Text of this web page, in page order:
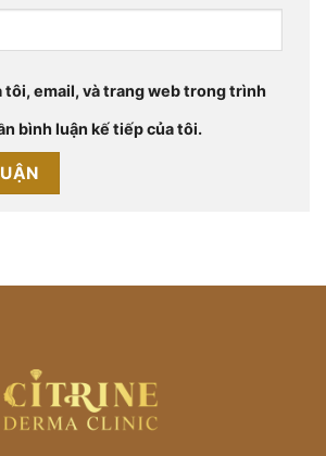
tôi, email, và trang web trong trình
bình luận kế tiếp của tôi.